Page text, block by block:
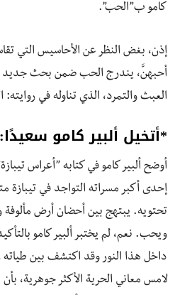
كامو ب”الحب”.
إذن، بغض النظر عن الأحاسيس التي
أحبهنَّ، يندرج الحب ضمن بحث جديد
العبث والتمرد، الذي تناوله في روايته:
*أتخيل ألبير كامو سعيدًا:
أوضح ألبير كامو في كتابه ”أعراس
إحدى أكبر مسراته التواجد في تيبازة
تحتويه. يبتهج بين أحضان أرض
ويحب. نعم، لم يختبر ألبير كامو
داخل هذا النور وقد اكتشف بين
لامس معاني الحرية الأكثر جوهرية، بأن